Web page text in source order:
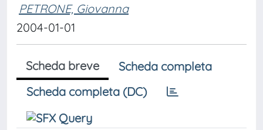
PETRONE, Giovanna
2004-01-01
Scheda breve
Scheda completa
Scheda completa (DC)